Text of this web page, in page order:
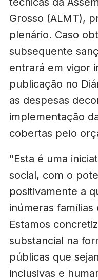
Grosso (ALMT),
plenário. Caso
subsequente
entrará em vigor
publicação no
as despesas
implementação
cobertas pelo
"Esta é uma
social, com o
positivamente a
inúmeras
Estamos
substancial na
públicas que
inclusivas e